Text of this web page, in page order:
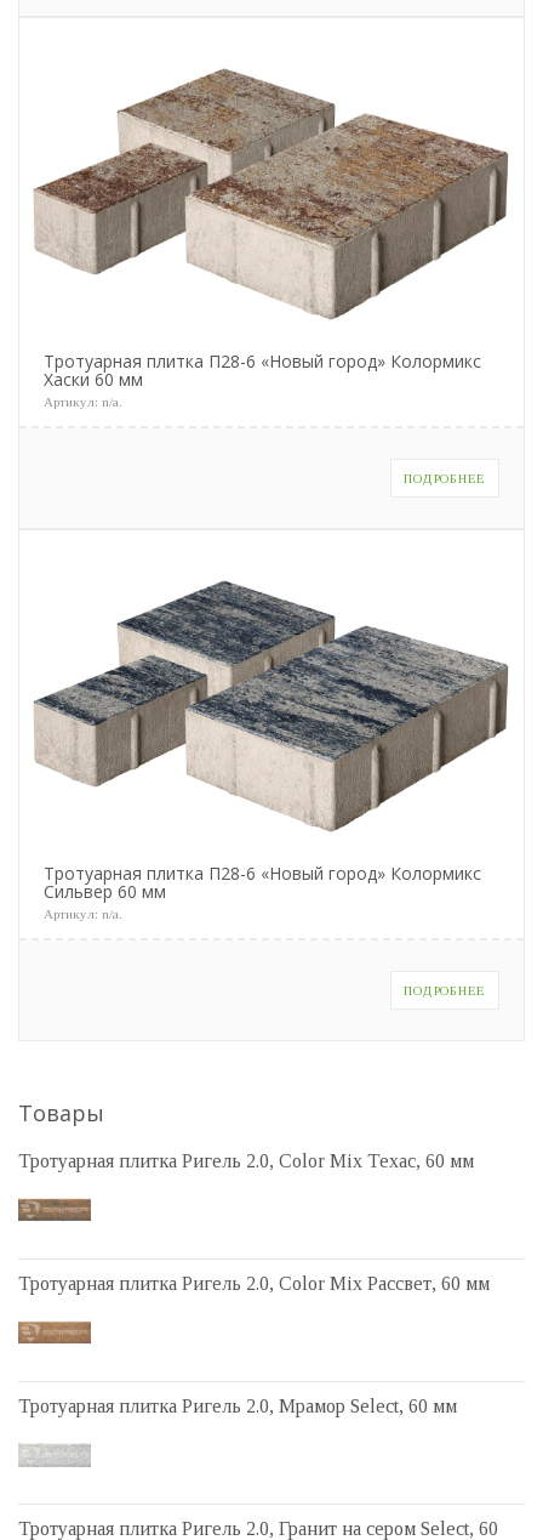
Тротуарная плитка П28-6 «Новый город» Колормикс
Хаски 60 мм
Артикул: n/a
ПОДРОБНЕЕ
Тротуарная плитка П28-6 «Новый город» Колормикс
Сильвер 60 мм
Артикул: n/a
ПОДРОБНЕЕ
Товары
Тротуарная плитка Ригель 2.0, Color Mix Техас, 60 мм
Тротуарная плитка Ригель 2.0, Color Mix Рассвет, 60 мм
Тротуарная плитка Ригель 2.0, Мрамор Select, 60 мм
Тротуарная плитка Ригель 2.0, Гранит на сером Select, 60